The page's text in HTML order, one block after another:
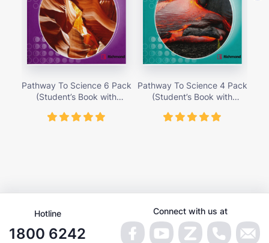
Pathway To Science 6 Pack
(Student’s Book with
419,000 vnđ
Pathway To Science 4 Pack
(Student’s Book with
419,000 vnđ
Hotline
1800 6242
Connect with us at